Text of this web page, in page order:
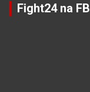
Fight24 na FB